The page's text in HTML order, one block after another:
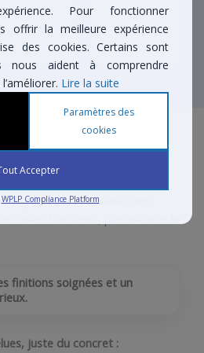
Le vrai homme à tout faire
on aime dire que nous
capable de tout faire sans
finitions soignées et un
juste du concret :
Pour fonctionner
offrir la meilleure expérience
des cookies. Certains sont
nous aident à comprendre
Lire la suite
Paramètres des
cookies
Accepter
WPLP Compliance Platform